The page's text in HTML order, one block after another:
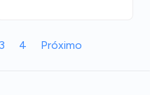
3 4 Próximo